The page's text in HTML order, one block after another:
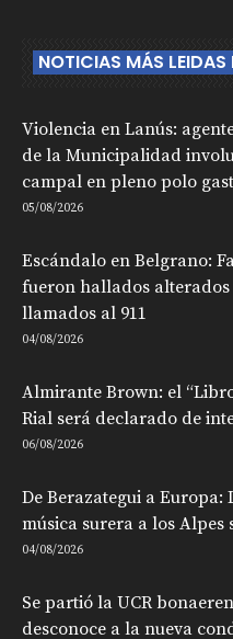
NOTICIAS MÁS LEIDAS
Violencia en Lanús:
de la Municipalidad
campal en pleno polo
05/08/2026
Escándalo en Belgrano:
fueron hallados
llamados al 911
04/08/2026
Almirante Brown: el
Rial será declarado de
06/08/2026
De Berazategui a
música surera a los Alpes
04/08/2026
Se partió la UCR
desconoce a la nueva